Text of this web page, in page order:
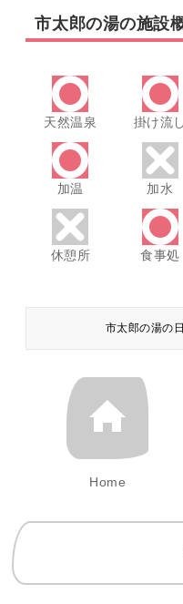
市太郎の湯の施設
天然温泉 掛け流し
加温 加水
休憩所 食事処
市太郎の湯の
Home